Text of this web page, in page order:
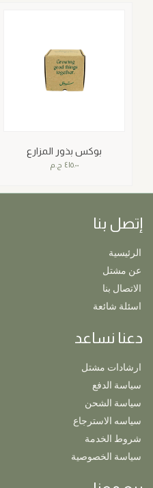
بوكس بذور المزارع
٤١٥.٠٠ ج.م
إتصل بنا
الرئيسية
عن مشتل
الاتصال بنا
اسئلة شائعة
دعنا نساعد
ارشادات مشتل
سياسة الدفع
سياسة الشحن
سياسه الاسترجاع
شروط الخدمة
سياسة الخصوصية